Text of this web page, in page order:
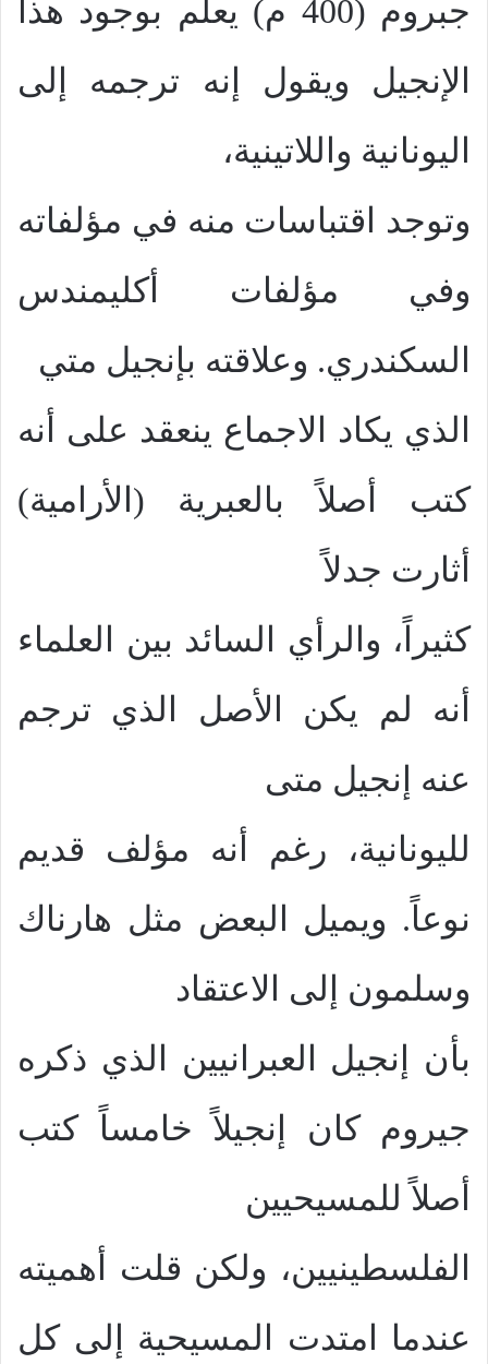
جبروم (400 م) يعلم بوجود هذا
الإنجيل ويقول إنه ترجمه إلى
اليونانية واللاتينية،
وتوجد اقتباسات منه في مؤلفاته
وفي مؤلفات أكليمندس
السكندري. وعلاقته بإنجيل متي
الذي يكاد الاجماع ينعقد على أنه
كتب أصلاً بالعبرية (الأرامية)
أثارت جدلاً
كثيراً، والرأي السائد بين العلماء
أنه لم يكن الأصل الذي ترجم
عنه إنجيل متى
لليونانية، رغم أنه مؤلف قديم
نوعاً. ويميل البعض مثل هارناك
وسلمون إلى الاعتقاد
بأن إنجيل العبرانيين الذي ذكره
جيروم كان إنجيلاً خامساً كتب
أصلاً للمسيحيين
الفلسطينيين، ولكن قلت أهميته
عندما امتدت المسيحية إلى كل